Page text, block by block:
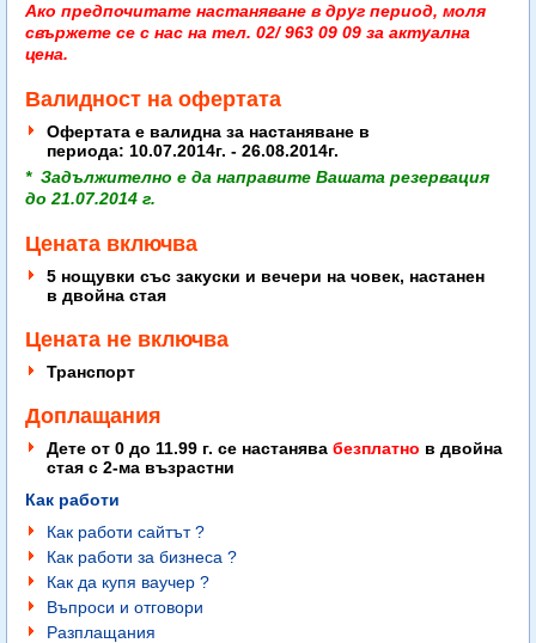
Ако предпочитате настаняване в друг период, моля
свържете се с нас на тел. 02/ 963 09 09 за актуална
цена.
Валидност на офертата
Офертата е валидна за настаняване в
периода: 10.07.2014г. - 26.08.2014г.
* Задължително е да направите Вашата резервация
до 21.07.2014 г.
Цената включва
5 нощувки със закуски и вечери на човек, настанен
в двойна стая
Цената не включва
Транспорт
Доплащания
Дете от 0 до 11.99 г. се настанява безплатно в двойна
стая с 2-ма възрастни
Как работи
Как работи сайтът ?
Как работи за бизнеса ?
Как да купя ваучер ?
Въпроси и отговори
Разплащания